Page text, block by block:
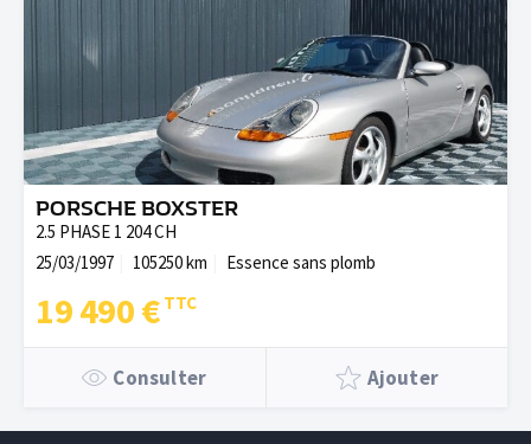
PORSCHE BOXSTER
2.5 PHASE 1 204 CH
25/03/1997
105250 km Essence sans plomb
19 490 €
Consulter Ajouter